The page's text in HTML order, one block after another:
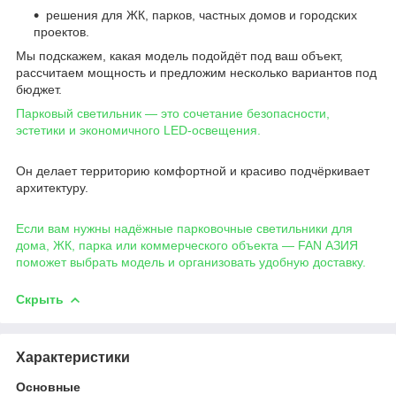
решения для ЖК, парков, частных домов и городских
проектов.
Мы подскажем, какая модель подойдёт под ваш объект,
рассчитаем мощность и предложим несколько вариантов под
бюджет.
Парковый светильник — это сочетание безопасности,
эстетики и экономичного LED-освещения.
Он делает территорию комфортной и красиво подчёркивает
архитектуру.
Если вам нужны надёжные парковочные светильники для
дома, ЖК, парка или коммерческого объекта — FAN АЗИЯ
поможет выбрать модель и организовать удобную доставку.
Скрыть
Характеристики
Основные